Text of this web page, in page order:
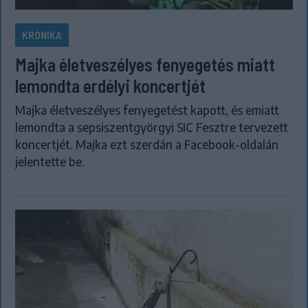
KRÓNIKA
Majka életveszélyes fenyegetés miatt
lemondta erdélyi koncertjét
Majka életveszélyes fenyegetést kapott, és emiatt
lemondta a sepsiszentgyörgyi SIC Fesztre tervezett
koncertjét. Majka ezt szerdán a Facebook-oldalán
jelentette be.